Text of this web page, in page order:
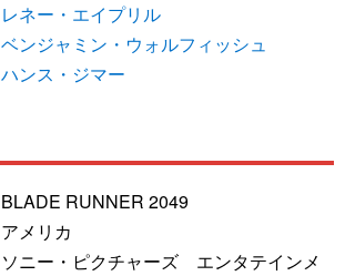
レネー・エイプリル
ベンジャミン・ウォルフィッシュ
ハンス・ジマー
BLADE RUNNER 2049
アメリカ
ソニー・ピクチャーズ エンタテインメ